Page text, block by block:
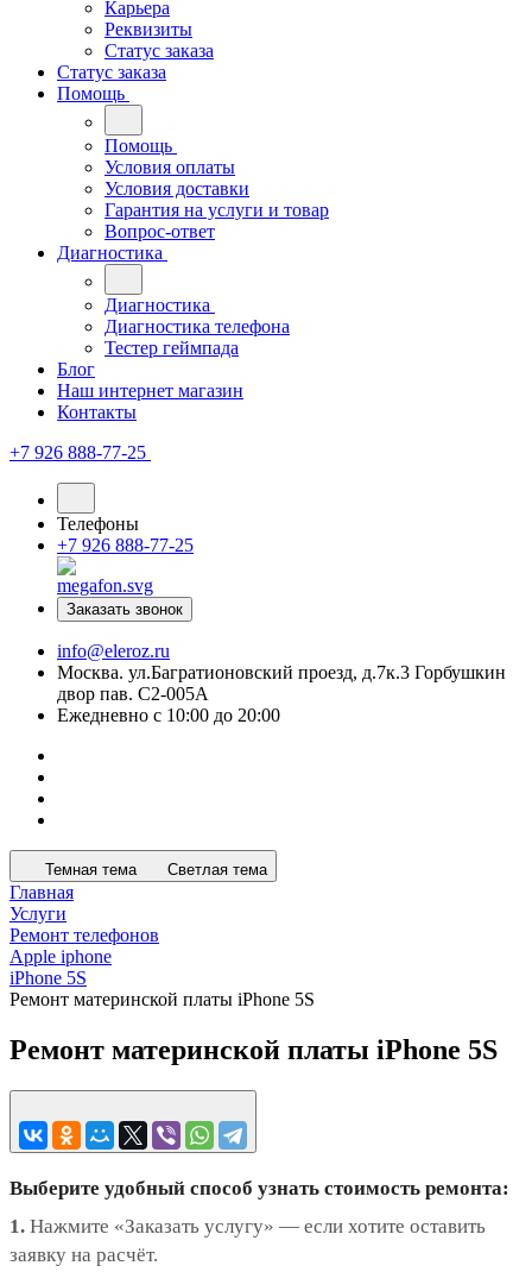
Карьера
Реквизиты
Статус заказа
Статус заказа
Помощь
Помощь
Условия оплаты
Условия доставки
Гарантия на услуги и товар
Вопрос-ответ
Диагностика
Диагностика
Диагностика телефона
Тестер геймпада
Блог
Наш интернет магазин
Контакты
+7 926 888-77-25
Телефоны
+7 926 888-77-25
Заказать звонок
info@eleroz.ru
Москва. ул.Багратионовский проезд, д.7к.3 Горбушкин
двор пав. C2-005A
Ежедневно с 10:00 до 20:00
Темная тема Светлая тема
Главная
Услуги
Ремонт телефонов
Apple iphone
iPhone 5S
Ремонт материнской платы iPhone 5S
Ремонт материнской платы iPhone 5S
Выберите удобный способ узнать стоимость ремонта:
1. Нажмите «Заказать услугу» — если хотите оставить
заявку на расчёт.